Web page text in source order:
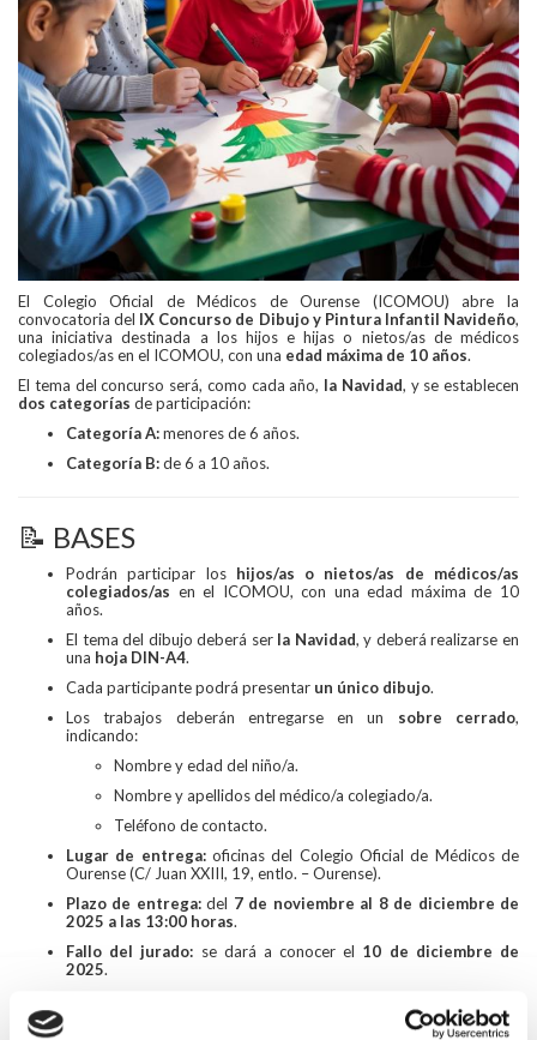
El Colegio Oficial de Médicos de Ourense (ICOMOU) abre la
convocatoria del IX Concurso de Dibujo y Pintura Infantil Navideño,
una iniciativa destinada a los hijos e hijas o nietos/as de médicos
colegiados/as en el ICOMOU, con una edad máxima de 10 años.
El tema del concurso será, como cada año, la Navidad, y se establecen
dos categorías de participación:
Categoría A:menores de 6 años.
Categoría B:de 6 a 10 años.
📝 BASES
Podrán participar los hijos/as o nietos/as de médicos/as
colegiados/as en el ICOMOU, con una edad máxima de 10
años.
El tema del dibujo deberá ser la Navidad, y deberá realizarse en
una hoja DIN-A4.
Cada participante podrá presentar un único dibujo.
Los trabajos deberán entregarse en un sobre cerrado,
indicando:
Nombre y edad del niño/a.
Nombre y apellidos del médico/a colegiado/a.
Teléfono de contacto.
Lugar de entrega:oficinas del Colegio Oficial de Médicos de
Ourense (C/ Juan XXIII, 19, entlo. – Ourense).
Plazo de entrega:del 7 de noviembre al 8 de diciembre de
2025 a las 13:00 horas.
Fallo del jurado: se dará a conocer el 10 de diciembre de
2025.
Cada categoría contará con un premio consistente en un